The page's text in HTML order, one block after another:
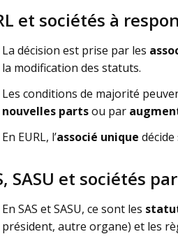
et sociétés à
La décision est prise par les
la modification des statuts.
Les conditions de majorité
nouvelles partsou par
En EURL, l’associé unique
SASU et sociétés
En SAS et SASU, ce sont les
président, autre organe) et les